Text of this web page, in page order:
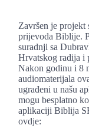
Završen je projekt
prijevoda Biblije.
suradnji sa
Hrvatskog radija i
Nakon godinu i 8
audiomaterijala
ugrađeni u našu
mogu besplatno
aplikaciji Biblija
ovdje: